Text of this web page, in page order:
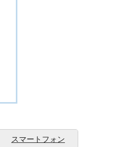
スマートフォン